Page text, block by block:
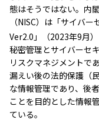
態はそうではない。内
（NISC）は「サイバ
Ver2.0」（2023年9月
秘密管理とサイバーセ
リスクマネジメントで
漏えい後の法的保護（
な情報管理であり、後
ことを目的とした情報
ている。